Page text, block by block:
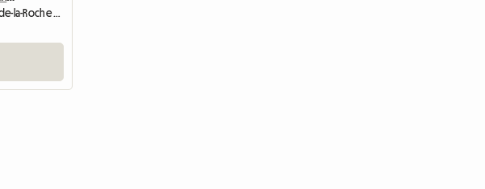
Logement entier | Saint-André-de-la-Roche (06730) | 40 M2